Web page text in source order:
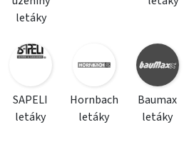
letáky
SAPELI
letáky
Hornbach
letáky
Baumax
letáky